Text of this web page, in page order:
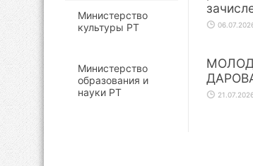
Министерство
культуры РТ
Министерство
образования и
науки РТ